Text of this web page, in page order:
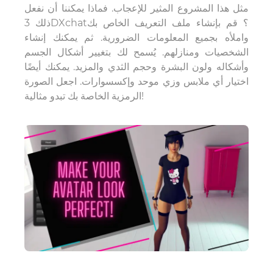
مثل هذا المشروع المثير للإعجاب. فماذا يمكننا أن نفعل
ذلك 3DXchat؟ قم بإنشاء ملف التعريف الخاص بك
واملأه بجميع المعلومات الضرورية. ثم يمكنك إنشاء
الشخصيات ومنازلهم. يُسمح لك بتغيير أشكال الجسم
وأشكاله ولون البشرة وحجم الثدي والمزيد. يمكنك أيضًا
اختيار أي ملابس وزي موحد وإكسسوارات. اجعل الصورة
الرمزية الخاصة بك تبدو مثالية!